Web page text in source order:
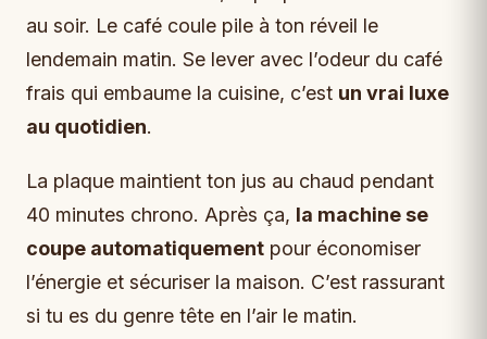
au soir. Le café coule pile à ton réveil le
lendemain matin. Se lever avec l’odeur du café
frais qui embaume la cuisine, c’est un vrai luxe
au quotidien.
La plaque maintient ton jus au chaud pendant
40 minutes chrono. Après ça, la machine se
coupe automatiquement pour économiser
l’énergie et sécuriser la maison. C’est rassurant
si tu es du genre tête en l’air le matin.